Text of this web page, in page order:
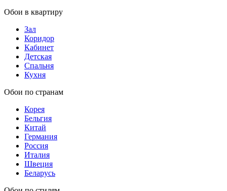
Обои в квартиру
Зал
Коридор
Кабинет
Детская
Спальня
Кухня
Обои по странам
Корея
Бельгия
Китай
Германия
Россия
Италия
Швеция
Беларусь